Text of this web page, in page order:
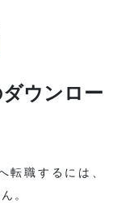
ウンロー
転職するには、
。